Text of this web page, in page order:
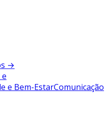
→
e Bem-EstarComunicação